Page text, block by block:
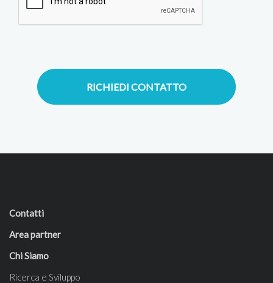
RICHIEDI CONTATTO
Contatti
Area partner
Chi Siamo
Ricerca e Sviluppo